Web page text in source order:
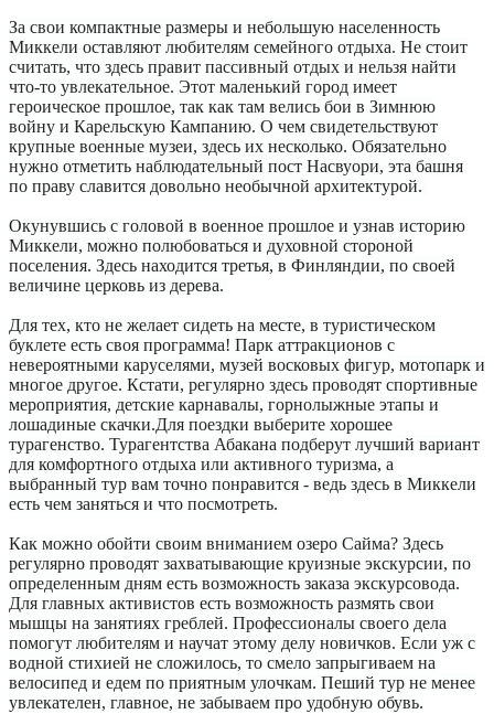
За свои компактные размеры и небольшую населенность
Миккели оставляют любителям семейного отдыха. Не стоит
считать, что здесь правит пассивный отдых и нельзя найти
что-то увлекательное. Этот маленький город имеет
героическое прошлое, так как там велись бои в Зимнюю
войну и Карельскую Кампанию. О чем свидетельствуют
крупные военные музеи, здесь их несколько. Обязательно
нужно отметить наблюдательный пост Насвуори, эта башня
по праву славится довольно необычной архитектурой.
Окунувшись с головой в военное прошлое и узнав историю
Миккели, можно полюбоваться и духовной стороной
поселения. Здесь находится третья, в Финляндии, по своей
величине церковь из дерева.
Для тех, кто не желает сидеть на месте, в туристическом
буклете есть своя программа! Парк аттракционов с
невероятными каруселями, музей восковых фигур, мотопарк и
многое другое. Кстати, регулярно здесь проводят спортивные
мероприятия, детские карнавалы, горнолыжные этапы и
лошадиные скачки.Для поездки выберите хорошее
турагенство. Турагентства Абакана подберут лучший вариант
для комфортного отдыха или активного туризма, а
выбранный тур вам точно понравится - ведь здесь в Миккели
есть чем заняться и что посмотреть.
Как можно обойти своим вниманием озеро Сайма? Здесь
регулярно проводят захватывающие круизные экскурсии, по
определенным дням есть возможность заказа экскурсовода.
Для главных активистов есть возможность размять свои
мышцы на занятиях греблей. Профессионалы своего дела
помогут любителям и научат этому делу новичков. Если уж с
водной стихией не сложилось, то смело запрыгиваем на
велосипед и едем по приятным улочкам. Пеший тур не менее
увлекателен, главное, не забываем про удобную обувь.